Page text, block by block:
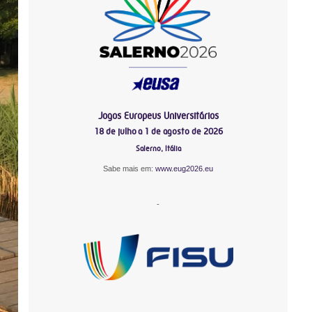
Jogos Europeus Universitários
18 de julho a 1 de agosto de 2026
Salerno, Itália
Sabe mais em:www.eug2026.eu
-